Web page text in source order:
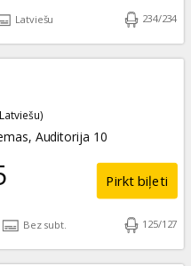
Latviešu 234/234
Auditorija 10
Pirkt biļeti
Bez subt. 125/127